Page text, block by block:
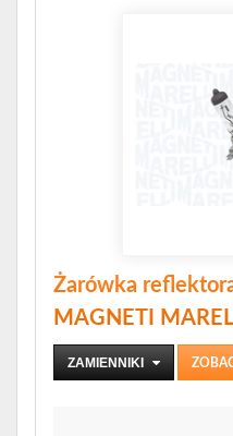
Żarówka
MAGNETI
ZAMIENNIKI